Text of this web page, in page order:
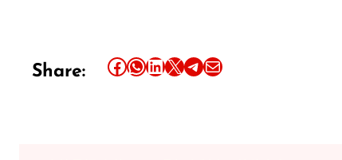
Share: Share this article on Facebook Share this article on WhatsApp Share this article on LinkedIn Share this article on X Share this article on TelegramEmail this Article